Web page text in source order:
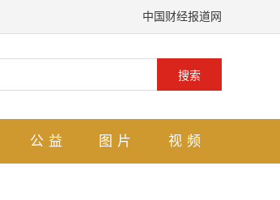
中国财经报道网
搜索
公益 图片 视频